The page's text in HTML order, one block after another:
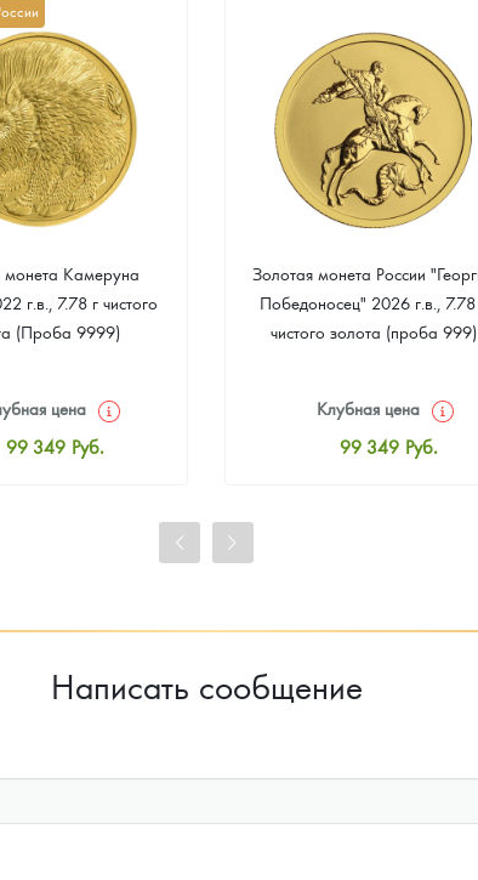
монета Камеруна
г.в., 7.78 г чистого
(Проба 9999)
цена
99 349 Руб.
Золотая монета России
Победоносец" 2026 г.в., 7.78
чистого золота (проба 999)
Клубная цена
99 349 Руб.
Написать сообщение